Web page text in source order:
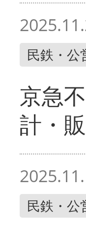
民鉄・公
京急
計・
民鉄・公